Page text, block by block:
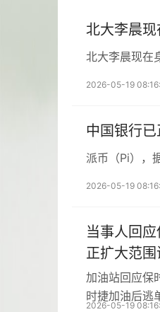
北大李晨
北大李晨现在
2026-05-19
中国银行
派币（Pi），
2026-05-19
当事人回
正扩大范围
加油站回应保
时捷加油后逃
2026-05-19